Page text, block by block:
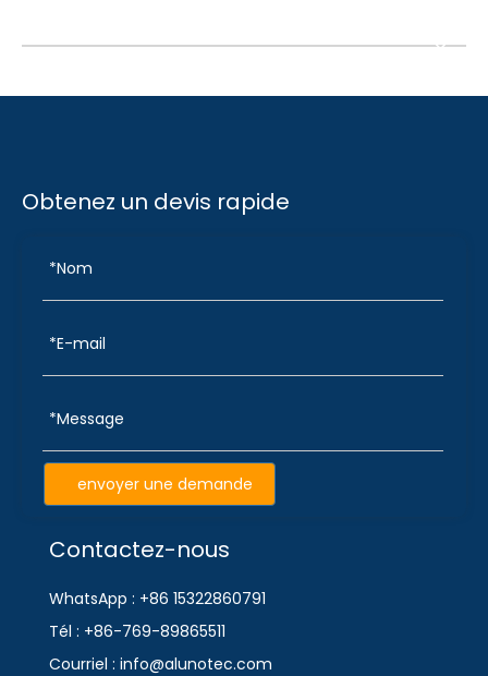
Obtenez un devis rapide
envoyer une demande
Contactez-nous
WhatsApp : +86 15322860791
Tél : +86-769-89865511
Courriel : info@alunotec.com